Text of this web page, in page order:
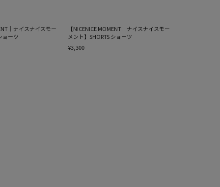
｜ナイスナイスモー
ョーツ
【NICENICE MOMENT｜ナイスナイスモー
メント】SHORTS ショーツ
¥3,300